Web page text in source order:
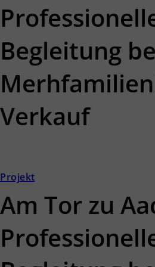
Begleitung
Verkauf
Projekt
Am Tor zu